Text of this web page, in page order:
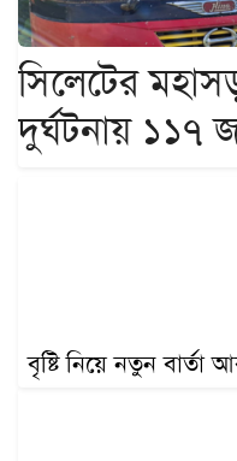
রাজনীতি
দেশজুড়ে
আন্তর্জাতিক
প্রবাস
শিক্ষাঙ্গন
সিলেটের
দুর্ঘটনায় ১১৭
বৃষ্টি নিয়ে নতুন বার্তা